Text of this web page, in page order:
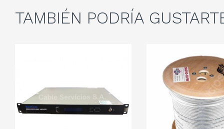
TAMBIÉN PODRÍA